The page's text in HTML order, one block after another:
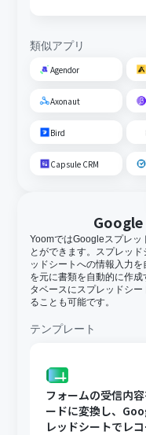
類似アプリ
Agendor
Axonaut
Bird
Capsule CRM
Google
YoomではGoogleスプレッ
とができます。スプレッ
ッドシートへの情報入力
を元に書類を自動的に作
タベースにスプレッドシ
ることも可能です。
テンプレート
フォームの受信内
ードに変換し、
レッドシートでレ